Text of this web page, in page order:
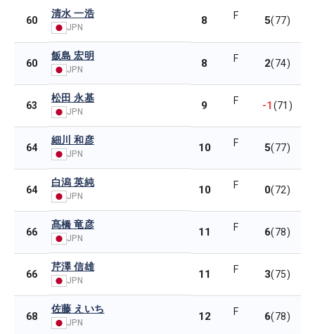
60
清水 一浩
JPN
8 F 5(77)
60
飯島 宏明
JPN 8 F 2(74)
63
松田 永基
JPN 9 F -1(71)
64
細川 和彦
JPN 10 F 5(77)
64
白潟 英純
JPN 10 F 0(72)
66
髙橋 竜彦
JPN 11 F 6(78)
66
芹澤 信雄
JPN 11 F 3(75)
68
佐藤 えいち
JPN 12 F 6(78)